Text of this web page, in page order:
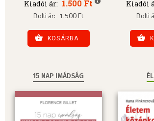
Kiadói ár: 1.500 Ft
Bolti ár: 1.500 Ft
KOSÁRBA
Kiadói
Bolti
15 NAP IMÁDSÁG